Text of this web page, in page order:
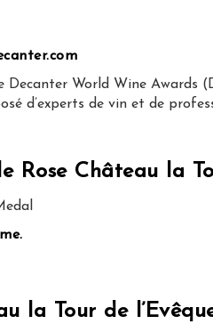
Decanter World Wine Awards
d’experts de vin et de
Rose Château la
la Tour de